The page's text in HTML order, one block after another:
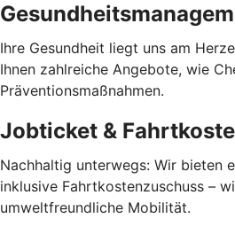
Ihre Gesundheit liegt uns am
Ihnen zahlreiche Angebote, wie
Präventionsmaßnahmen.
Jobticket &
Nachhaltig unterwegs: Wir bieten
inklusive Fahrtkostenzuschuss –
umweltfreundliche Mobilität.